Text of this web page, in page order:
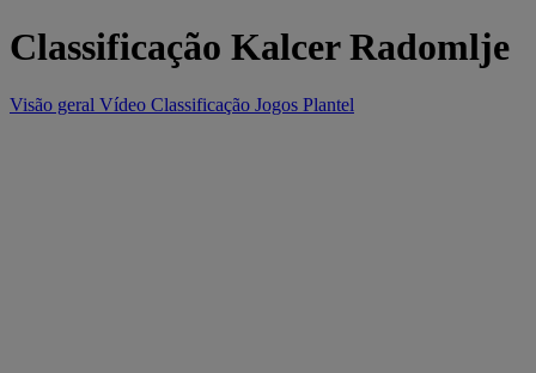
Classificação Kalcer Radomlje
Visão geral Vídeo Classificação Jogos Plantel